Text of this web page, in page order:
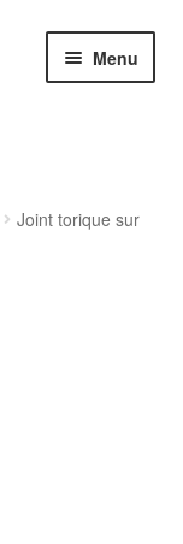
Menu
Joint torique sur